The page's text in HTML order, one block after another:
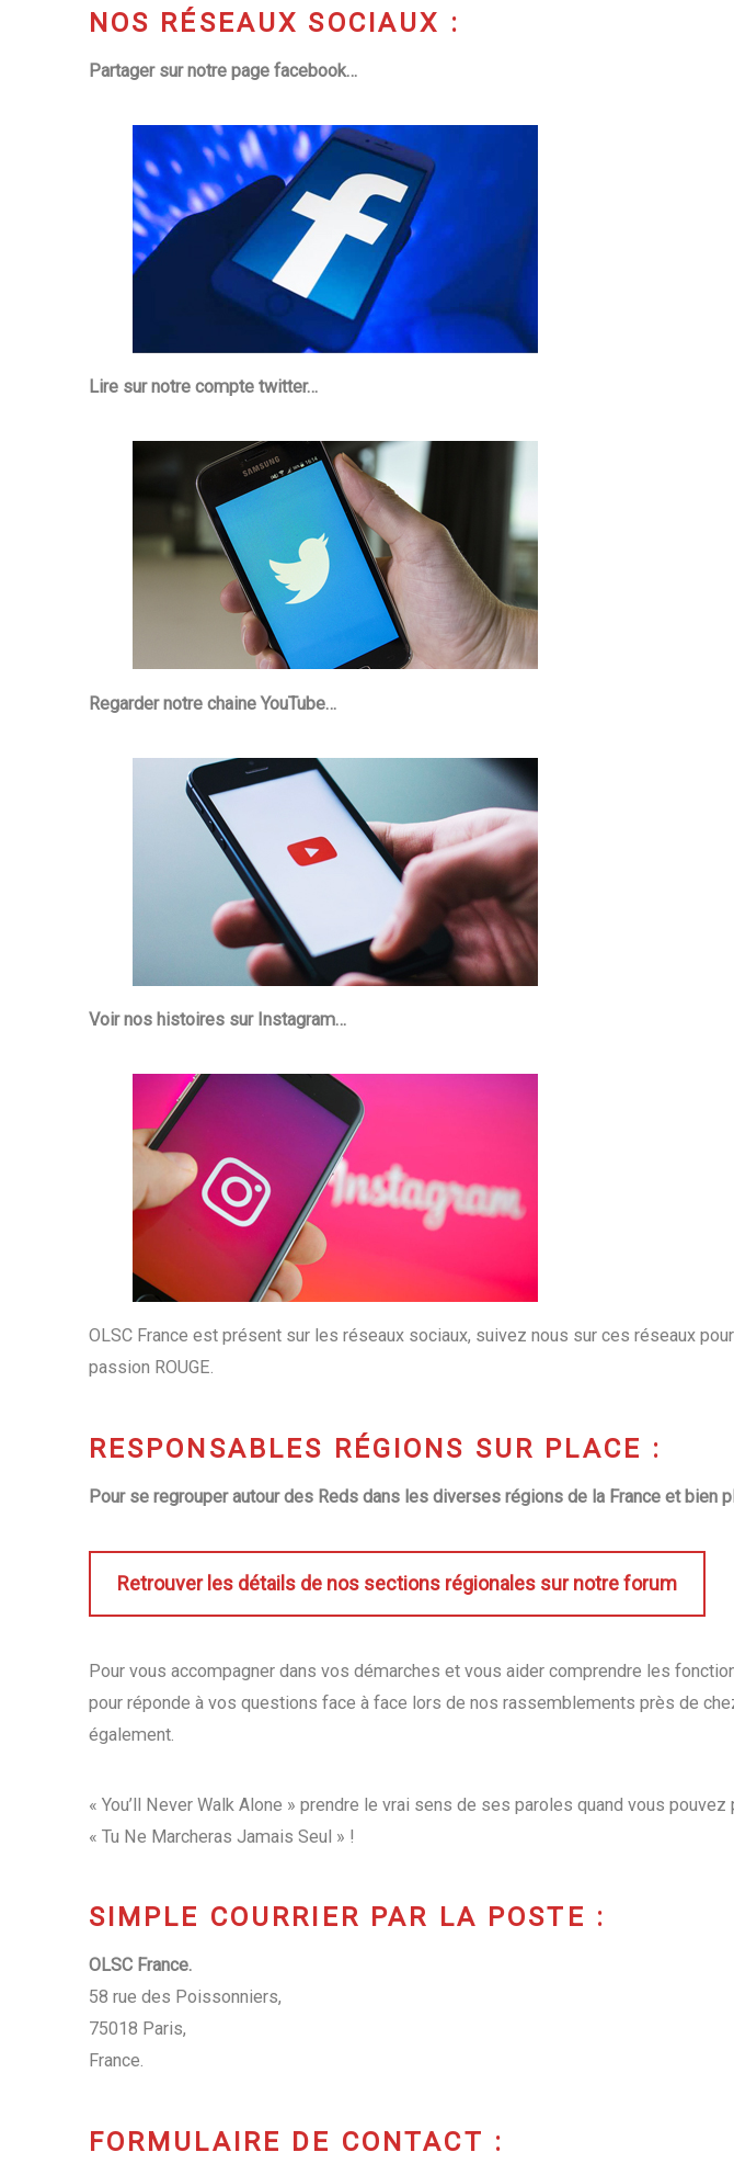
NOS RÉSEAUX SOCIAUX :
Partager sur notre page facebook…
Lire sur notre compte twitter…
Regarder notre chaine YouTube…
Voir nos histoires sur Instagram…
OLSC France est présent sur les réseaux sociaux, suivez nous sur ces réseaux
passion ROUGE.
RESPONSABLES RÉGIONS SUR PLACE :
Pour se regrouper autour des Reds dans les diverses régions de la France et
Retrouver les détails de nos sections régionales sur notre forum
Pour vous accompagner dans vos démarches et vous aider comprendre les
pour réponde à vos questions face à face lors de nos rassemblements près de
également.
« You’ll Never Walk Alone » prendre le vrai sens de ses paroles quand vous
« Tu Ne Marcheras Jamais Seul » !
SIMPLE COURRIER PAR LA POSTE :
OLSC France.
58 rue des Poissonniers,
75018 Paris,
France.
FORMULAIRE DE CONTACT :